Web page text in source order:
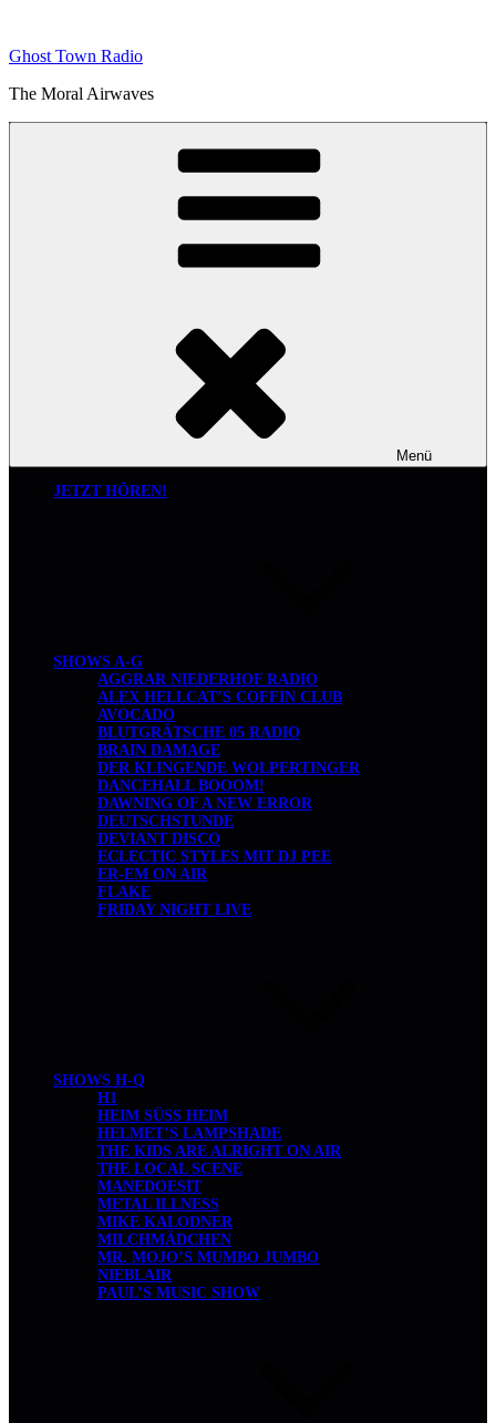
springen
Ghost Town Radio
The Moral Airwaves
Menü
JETZT HÖREN!
SHOWS A-G
AGGRAR NIEDERHOF RADIO
ALEX HELLCAT’S COFFIN CLUB
AVOCADO
BLUTGRÄTSCHE 05 RADIO
BRAIN DAMAGE
DER KLINGENDE WOLPERTINGER
DANCEHALL BOOOM!
DAWNING OF A NEW ERROR
DEUTSCHSTUNDE
DEVIANT DISCO
ECLECTIC STYLES MIT DJ PEE
ER-EM ON AIR
FLAKE
FRIDAY NIGHT LIVE
SHOWS H-Q
H1
HEIM SÜSS HEIM
HELMET’S LAMPSHADE
THE KIDS ARE ALRIGHT ON AIR
THE LOCAL SCENE
MANEDOESIT
METAL ILLNESS
MIKE KALODNER
MILCHMÄDCHEN
MR. MOJO’S MUMBO JUMBO
NIEBLAIR
PAUL’S MUSIC SHOW